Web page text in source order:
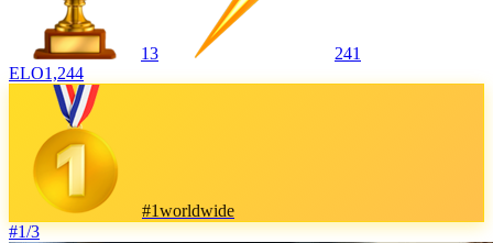
13
241
ELO1,244
#1worldwide
#1/3